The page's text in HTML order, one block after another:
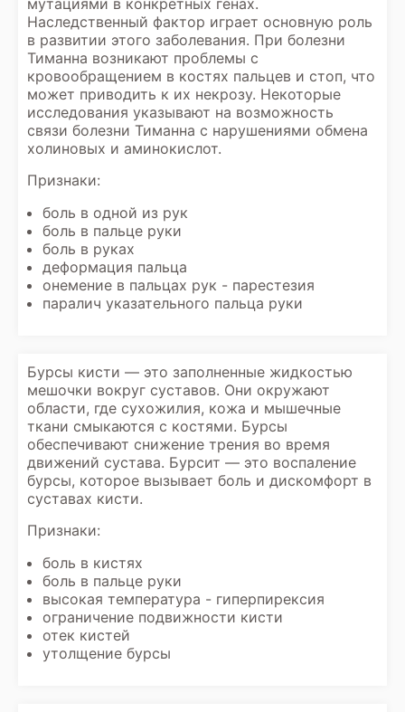
мутациями в конкретных генах.
Наследственный фактор играет основную роль
в развитии этого заболевания. При болезни
Тиманна возникают проблемы с
кровообращением в костях пальцев и стоп, что
может приводить к их некрозу. Некоторые
исследования указывают на возможность
связи болезни Тиманна с нарушениями обмена
холиновых и аминокислот.
Признаки:
боль в одной из рук
боль в пальце руки
боль в руках
деформация пальца
онемение в пальцах рук - парестезия
паралич указательного пальца руки
Бурсы кисти — это заполненные жидкостью
мешочки вокруг суставов. Они окружают
области, где сухожилия, кожа и мышечные
ткани смыкаются с костями. Бурсы
обеспечивают снижение трения во время
движений сустава. Бурсит — это воспаление
бурсы, которое вызывает боль и дискомфорт в
суставах кисти.
Признаки:
боль в кистях
боль в пальце руки
высокая температура - гиперпирексия
ограничение подвижности кисти
отек кистей
утолщение бурсы